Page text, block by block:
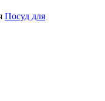
Посуд для